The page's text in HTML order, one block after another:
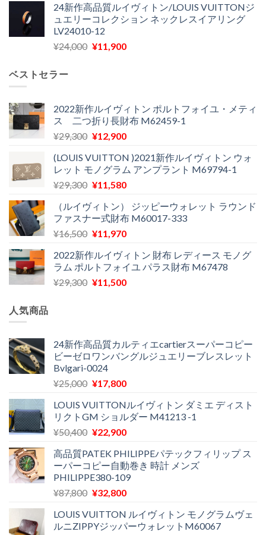
し
た。
で
す。
価
格
は
¥30,400
の
価
は
24新作高品質ルイヴィトン/LOUIS VUITTONジ
ュエリーコレクション ネックレスイアリング
LV24010-12
¥24,000 元
¥24,000
で
し
¥11,900現
は
¥11,900
で
ベストセラー
2022新作ルイヴィトン ポルトフォイユ・メティ
ス 二つ折り長財布 M62459-1
¥29,300 元
価
格
は
で
し
た。
¥12,900現
の
価
格
¥12,900
で
す。
(LOUIS VUITTON )2021新作ルイヴィトン ウォ
レット モノグラム アンプラント M69794-1
¥29,300 元
価
格
は
で
し
た。
¥11,580現
の
価
格
¥11,580
で
す。
（ルイヴィトン） ジッピーウォレット ラウンド
ファスナー式財布 M60017-333
¥16,500 元
価
格
は
¥11,970現
の
価
格
2022新作ルイヴィトン 財布 レディース モノグ
ラム ポルトフォイユ パラス財布 M67478
¥29,300 元
¥29,300
で
し
た。
¥11,500現
は
¥11,500
す。
人気商品
24新作高品質カルティエcartierスーパーコピー
ビーゼロワンバングルジュエリーブレスレット
Bvlgari-0024
¥25,000 元
価
格
は
で
し
た。
¥17,800現
の
価
格
¥17,800
で
す。
LOUIS VUITTONルイヴィトン ダミエ ディスト
リクトGM ショルダー M41213 -1
¥50,400 元
価
格
は
¥50,400
し
た。
¥22,900現
の
価
格
は
で
す。
高品質PATEK PHILIPPEパテックフィリップ ス
ーパーコピー自動巻き 時計 メンズ
PHILIPPE380-109
¥87,800 元
価
格
¥32,800現
の
価
LOUIS VUITTON ルイヴィトン モノグラムヴェ
ルニZIPPYジッパーウォレットM60067